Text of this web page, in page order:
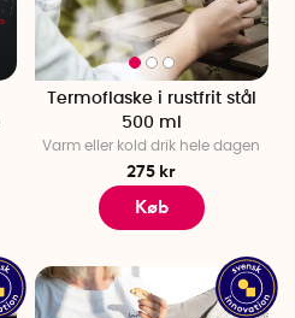
Termoflaske i rustfrit stål
500 ml
Varm eller kold drik hele dagen
275 kr
Køb